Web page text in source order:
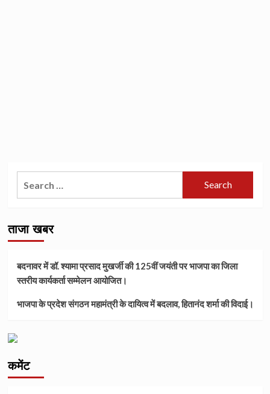
ताजा खबर
बदनावर में डॉ. श्यामा प्रसाद मुखर्जी की 125वीं जयंती पर भाजपा का जिला
स्तरीय कार्यकर्ता सम्मेलन आयोजित।
भाजपा के प्रदेश संगठन महामंत्री के दायित्व में बदलाव, हितानंद शर्मा की विदाई।
कमेंट